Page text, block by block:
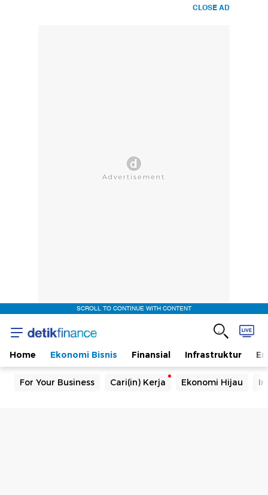
CLOSE AD
SCROLL TO CONTINUE WITH CONTENT
Home Ekonomi Bisnis Finansial Infrastruktur
For Your Business Cari(in) Kerja Ekonomi Hijau